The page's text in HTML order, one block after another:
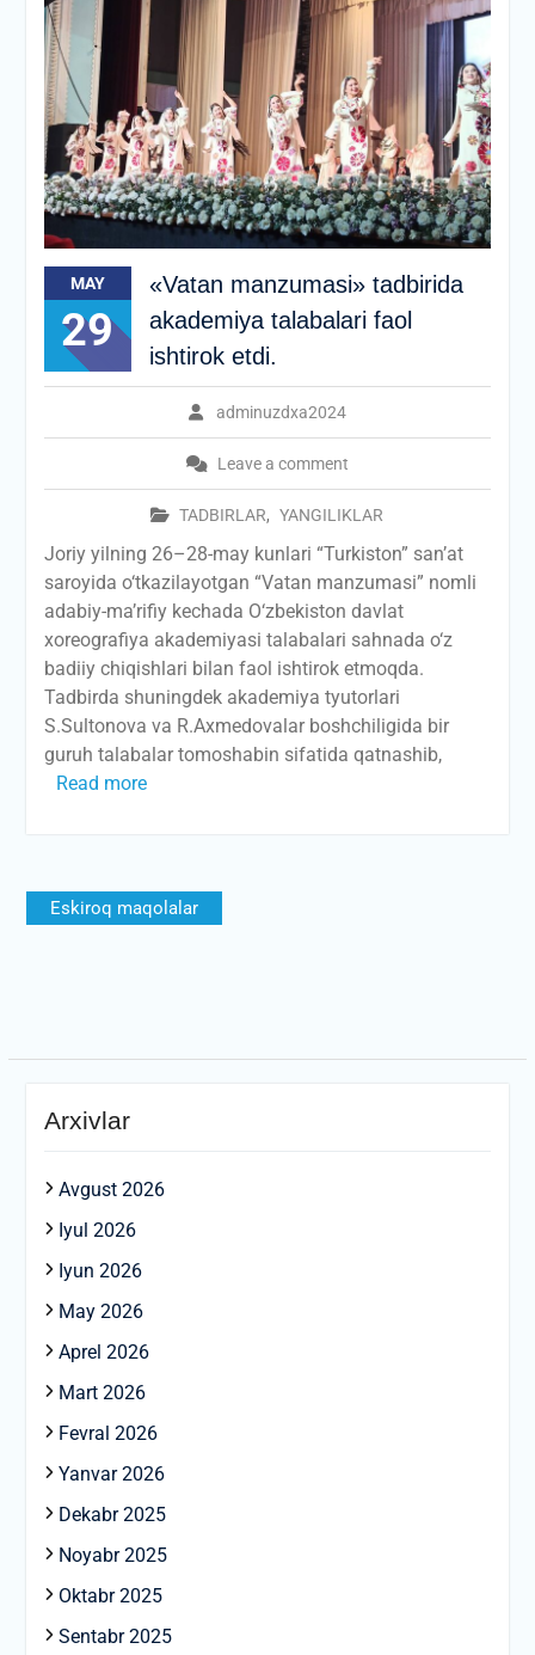
MAY
29
«Vatan manzumasi» tadbirida
akademiya talabalari faol
ishtirok etdi.
adminuzdxa2024
Leave a comment
TADBIRLAR, YANGILIKLAR
Joriy yilning 26–28-may kunlari “Turkiston” san’at
saroyida o‘tkazilayotgan “Vatan manzumasi” nomli
adabiy-ma’rifiy kechada O‘zbekiston davlat
xoreografiya akademiyasi talabalari sahnada o‘z
badiiy chiqishlari bilan faol ishtirok etmoqda.
Tadbirda shuningdek akademiya tyutorlari
S.Sultonova va R.Axmedovalar boshchiligida bir
guruh talabalar tomoshabin sifatida qatnashib,
Read more
Maqolalar
bo‘yicha
Eskiroq maqolalar
Arxivlar
Avgust 2026
Iyul 2026
Iyun 2026
May 2026
Aprel 2026
Mart 2026
Fevral 2026
Yanvar 2026
Dekabr 2025
Noyabr 2025
Oktabr 2025
Sentabr 2025